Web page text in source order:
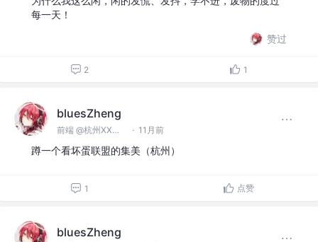
每一天！
赞过
2 1
bluesZheng
前端 @杭州XX科技有限公司 · 11月前
蹲一个看坏蛋联盟的集美（杭州）
1 点赞
bluesZheng